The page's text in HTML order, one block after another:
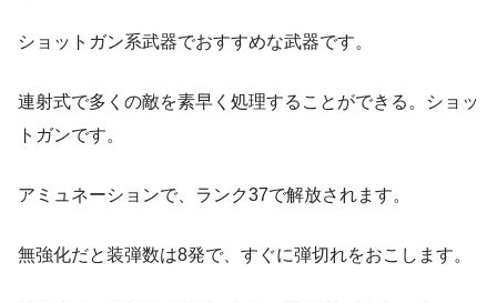
ショットガン系武器でおすすめな武器です。
連射式で多くの敵を素早く処理することができる。ショッ
トガンです。
アミュネーションで、ランク37で解放されます。
無強化だと装弾数は8発で、すぐに弾切れをおこします。